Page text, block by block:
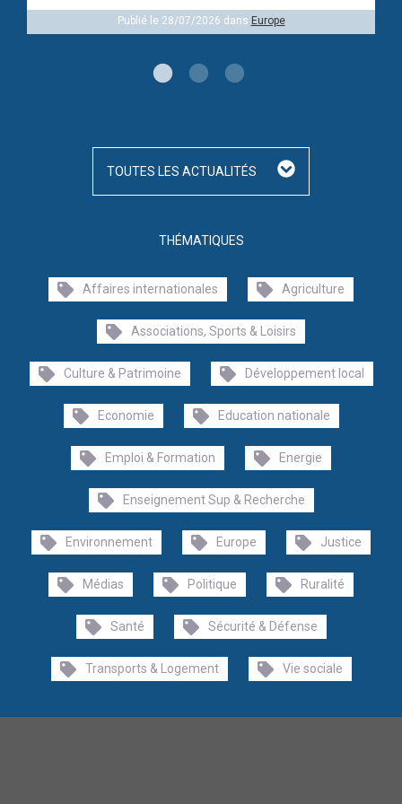
Publié le 28/07/2026 dans Europe
THÉMATIQUES
Affaires internationales Agriculture
Associations, Sports & Loisirs
Culture & Patrimoine Développement local
Economie Education nationale
Emploi & Formation Energie
Enseignement Sup & Recherche
Environnement Europe Justice
Médias Politique Ruralité
Santé Sécurité & Défense
Transports & Logement Vie sociale
TOUTES LES ACTUALITÉS